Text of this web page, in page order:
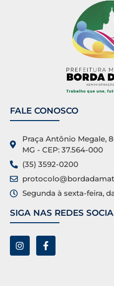
FALE CONOSCO
Praça Antônio Megale,
MG - CEP: 37.564-000
(35) 3592-0200
Segunda à sexta-feira,
SIGA NAS REDES